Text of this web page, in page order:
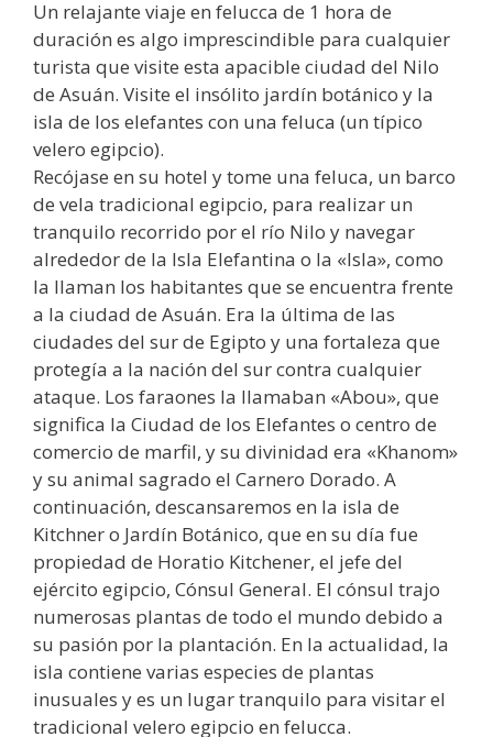
Un relajante viaje en felucca de 1 hora de
duración es algo imprescindible para cualquier
turista que visite esta apacible ciudad del Nilo
de Asuán. Visite el insólito jardín botánico y la
isla de los elefantes con una feluca (un típico
velero egipcio).
Recójase en su hotel y tome una feluca, un barco
de vela tradicional egipcio, para realizar un
tranquilo recorrido por el río Nilo y navegar
alrededor de la Isla Elefantina o la «Isla», como
la llaman los habitantes que se encuentra frente
a la ciudad de Asuán. Era la última de las
ciudades del sur de Egipto y una fortaleza que
protegía a la nación del sur contra cualquier
ataque. Los faraones la llamaban «Abou», que
significa la Ciudad de los Elefantes o centro de
comercio de marfil, y su divinidad era «Khanom»
y su animal sagrado el Carnero Dorado. A
continuación, descansaremos en la isla de
Kitchner o Jardín Botánico, que en su día fue
propiedad de Horatio Kitchener, el jefe del
ejército egipcio, Cónsul General. El cónsul trajo
numerosas plantas de todo el mundo debido a
su pasión por la plantación. En la actualidad, la
isla contiene varias especies de plantas
inusuales y es un lugar tranquilo para visitar el
tradicional velero egipcio en felucca.